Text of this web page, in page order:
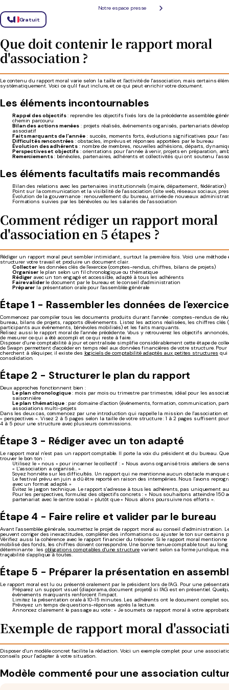
Notre espace presse
Gratuit
Oui, et c'est même courant dans les petites associations. Le document est alors intitulé «
Cette fusion simplifie la préparation de l'AG sans perdre en qualité, à condition de couvrir les
bilan évaluatif (moral) et le bilan factuel (activité). L'important est que les adhérents
de l'année écoulée.
Que doit contenir le rapport moral
d'association ?
Le contenu du rapport moral varie selon la taille et l'activité de l'association, mais certains
systématiquement. Voici ce qu'il faut inclure, et ce qui peut enrichir votre document.
Les éléments incontournables
Rappel des objectifs: reprendre les objectifs fixés lors de la précédente assemblée
chemin parcouru
Bilan des actions menées : projets réalisés, événements organisés, partenariats
associatif
Faits marquants de l'année: succès, moments forts, évolutions significatives pour
Difficultés rencontrées : obstacles, imprévus et réponses apportées par le bureau
Évolution des adhérents : nombre de membres, nouvelles adhésions, départs,
Perspectives et objectifs : orientations pour l'année à venir, projets en préparation,
Remerciements: bénévoles, partenaires, adhérents et collectivités qui ont soutenu
Les éléments facultatifs mais recommandés
Bilan des relations avec les partenaires institutionnels (mairie, département, fédération)
Point sur la communication et la visibilité de l'association (site web, réseaux sociaux,
Évolution de la gouvernance : renouvellement du bureau, arrivée de nouveaux
Formations suivies par les bénévoles ou les salariés de l'association
Comment rédiger un rapport moral
d'association en 5 étapes ?
Rédiger un rapport moral peut sembler intimidant, surtout la première fois. Voici une méthode
structurer votre travail et produire un document clair.
Collecterles données clés de l'exercice (comptes-rendus, chiffres, bilans de projets)
Organiserle plan selon un fil chronologique ou thématique
Rédiger avec un ton engagé et accessible, adapté à tous les adhérents
Faire validerle document par le bureau et le conseil d'administration
Préparer la présentation orale pour l'assemblée générale
Étape 1 - Rassembler les données de l'exercice
Commencez par compiler tous les documents produits durant l'année : comptes-rendus de
bureau, bilans de projets, rapports d'événements. Listez les actions réalisées, les chiffres clés
participants aux événements, bénévoles mobilisés) et les faits marquants.
Relisez aussi le rapport moral de l'année précédente. Vous y retrouverez les objectifs
de mesurer ce qui a été accompli et ce qui reste à faire.
Disposer d'une comptabilité à jour et centralisée simplifie considérablement cette étape de
de Swapn permettent d'accéder en temps réel aux données financières de votre structure.
cherchent à s'équiper, il existe des logiciels de comptabilité adaptés aux petites structures qui
consolidation.
Étape 2 - Structurer le plan du rapport
Deux approches fonctionnent bien :
Le plan chronologique: mois par mois ou trimestre par trimestre, idéal pour les
saisonnière
Le plan thématique: par domaine d'action (événements, formation, communication,
associations multi-projets
Dans les deux cas, commencez par une introduction qui rappelle la mission de l'association
« perspectives ». Visez 2 à 5 pages selon la taille de votre structure : 1 à 2 pages suffisent
4 à 5 pour une structure avec plusieurs commissions.
Étape 3 - Rédiger avec un ton adapté
Le rapport moral n'est pas un rapport comptable. Il porte la voix du président et du bureau.
trouver le bon ton :
Utilisez le « nous » pour incarner le collectif : « Nous avons organisé trois ateliers de
« L'association a organisé... »
Soyez honnête sur les difficultés. Un rapport qui ne mentionne aucun obstacle manque
Le festival prévu en juin a dû être reporté en raison des intempéries. Nous l'avons
avec un format adapté. »
Évitez le jargon technique. Le rapport s'adresse à tous les adhérents, pas uniquement
Pour les perspectives, formulez des objectifs concrets : « Nous souhaitons atteindre 150
partenariat avec le centre social » plutôt que « Nous allons poursuivre nos efforts ».
Étape 4 - Faire relire et valider par le bureau
Avant l'assemblée générale, soumettez le projet de rapport moral au conseil d'administration.
peuvent corriger des inexactitudes, compléter des informations ou ajuster le ton sur certains
Vérifiez aussi la cohérence avec le rapport financier du trésorier. Si le rapport moral
mobilisé des fonds, les chiffres doivent correspondre. Une bonne tenue comptable tout au
déterminante : les obligations comptables d'une structure varient selon sa forme juridique,
traçabilité s'applique à toutes.
Étape 5 - Préparer la présentation en
Le rapport moral est lu ou présenté oralement par le président lors de l'AG. Pour une
Préparez un support visuel (diaporama, document projeté) si l'AG est en présentiel.
événements marquants renforcent l'impact.
Limitez la présentation orale à 10-15 minutes. Les adhérents ont le document complet
Prévoyez un temps de questions-réponses après la lecture.
Annoncez clairement le passage au vote : « Je soumets ce rapport moral à votre
Exemple de rapport moral
Disposer d'un modèle concret facilite la rédaction. Voici un exemple complet pour une
conseils pour l'adapter à votre situation.
Modèle commenté pour une association